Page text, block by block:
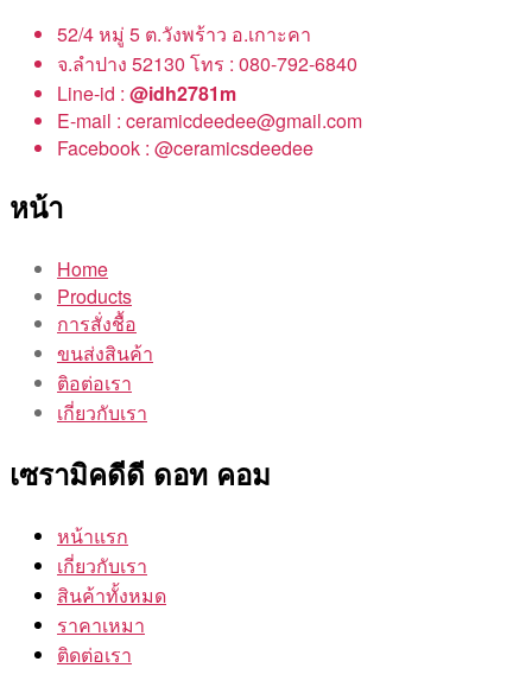
52/4 หมู่ 5 ต.วังพร้าว อ.เกาะคา
จ.ลำปาง 52130 โทร : 080-792-6840
Line-id : @idh2781m
E-mail : ceramicdeedee@gmail.com
Facebook : @ceramicsdeedee
หน้า
Home
Products
การสั่งชื้อ
ขนส่งสินค้า
ติอต่อเรา
เกี่ยวกับเรา
เซรามิคดีดี ดอท คอม
หน้าแรก
เกี่ยวกับเรา
สินค้าทั้งหมด
ราคาเหมา
ติดต่อเรา